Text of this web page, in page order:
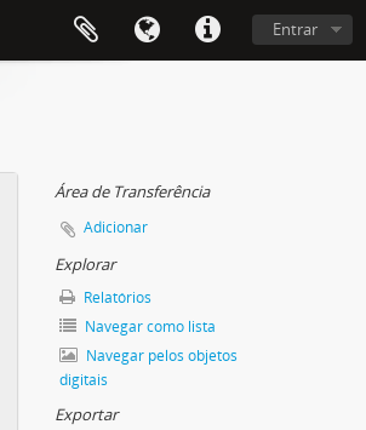
Entrar
Área de Transferência
Adicionar
Explorar
Relatórios
Navegar como lista
Navegar pelos objetos
digitais
Exportar